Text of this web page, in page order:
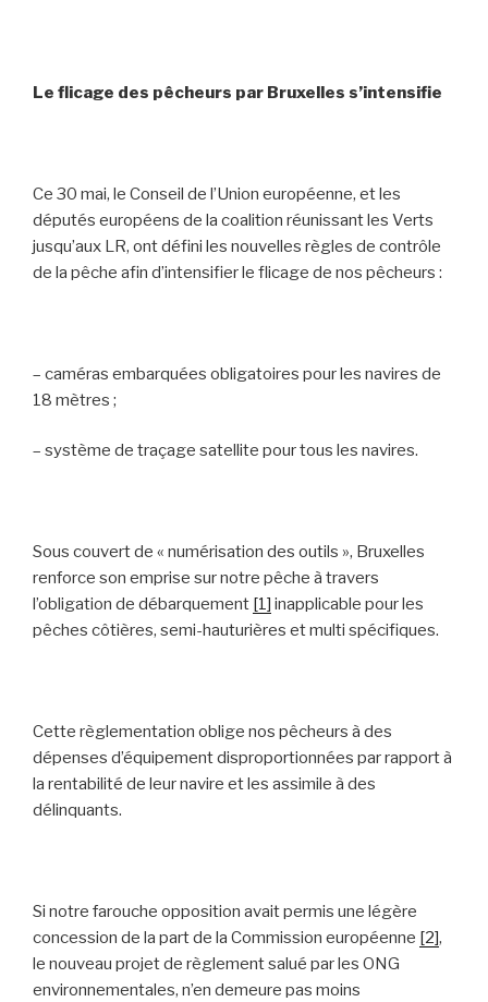
Le flicage des pêcheurs par Bruxelles s’intensifie
Ce 30 mai, le Conseil de l’Union européenne, et les
députés européens de la coalition réunissant les Verts
jusqu’aux LR, ont défini les nouvelles règles de contrôle
de la pêche afin d’intensifier le flicage de nos pêcheurs :
– caméras embarquées obligatoires pour les navires de
18 mètres ;
– système de traçage satellite pour tous les navires.
Sous couvert de « numérisation des outils », Bruxelles
renforce son emprise sur notre pêche à travers
l’obligation de débarquement [1] inapplicable pour les
pêches côtières, semi-hauturières et multi spécifiques.
Cette règlementation oblige nos pêcheurs à des
dépenses d’équipement disproportionnées par rapport à
la rentabilité de leur navire et les assimile à des
délinquants.
Si notre farouche opposition avait permis une légère
concession de la part de la Commission européenne [2],
le nouveau projet de règlement salué par les ONG
environnementales, n’en demeure pas moins